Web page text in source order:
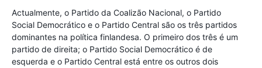
Actualmente, o Partido da Coalizão Nacional, o Partido
Social Democrático e o Partido Central são os três partidos
dominantes na política finlandesa. O primeiro dos três é um
partido de direita; o Partido Social Democrático é de
esquerda e o Partido Central está entre os outros dois